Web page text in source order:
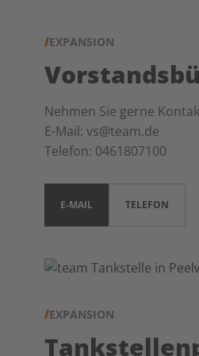
EXPANSION
Nehmen Sie gerne
E-Mail: vs@team.de
Telefon: 0461807100
E-MAIL TELEFON
EXPANSION